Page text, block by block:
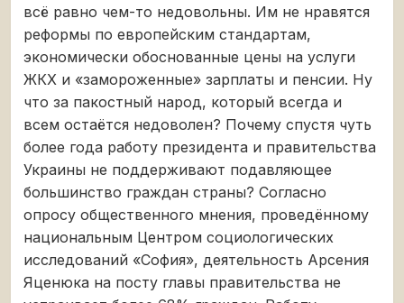
всё равно чем-то недовольны. Им не нравятся
реформы по европейским стандартам,
экономически обоснованные цены на услуги
ЖКХ и «замороженные» зарплаты и пенсии. Ну
что за пакостный народ, который всегда и
всем остаётся недоволен? Почему спустя чуть
более года работу президента и правительства
Украины не поддерживают подавляющее
большинство граждан страны? Согласно
опросу общественного мнения, проведённому
национальным Центром социологических
исследований «София», деятельность Арсения
Яценюка на посту главы правительства не